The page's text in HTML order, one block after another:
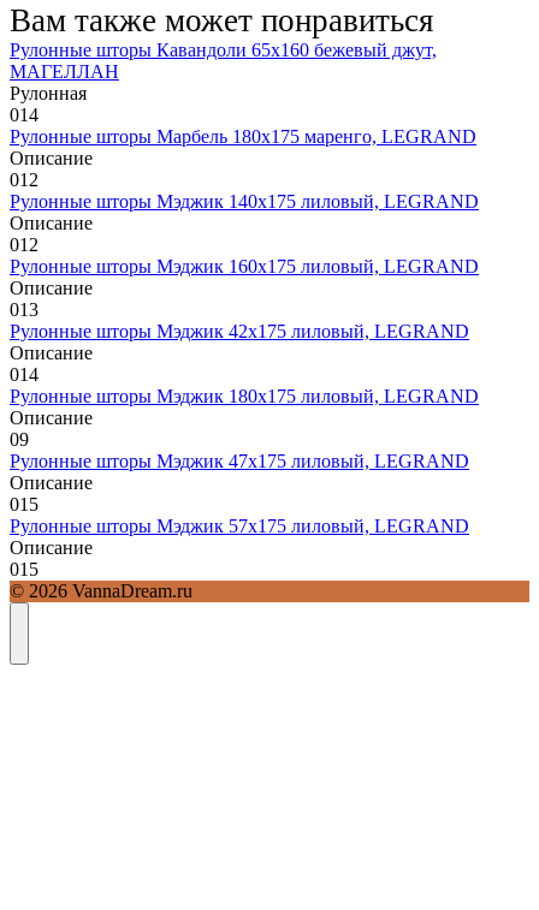
Вам также может понравиться
Рулонные шторы Кавандоли 65х160 бежевый джут,
МАГЕЛЛАН
Рулонная
014
Рулонные шторы Марбель 180х175 маренго, LEGRAND
Описание
012
Рулонные шторы Мэджик 140х175 лиловый, LEGRAND
Описание
012
Рулонные шторы Мэджик 160х175 лиловый, LEGRAND
Описание
013
Рулонные шторы Мэджик 42х175 лиловый, LEGRAND
Описание
014
Рулонные шторы Мэджик 180х175 лиловый, LEGRAND
Описание
09
Рулонные шторы Мэджик 47х175 лиловый, LEGRAND
Описание
015
Рулонные шторы Мэджик 57х175 лиловый, LEGRAND
Описание
015
© 2026 VannaDream.ru